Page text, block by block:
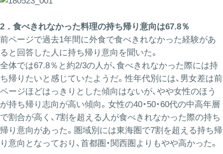
2．食べきれなかった料理の持ち帰り意向は67.8％
前ページで過去1年間に外食で食べきれなかった経験があ
ると回答した人に持ち帰り意向を聞いた。
全体では67.8％と約2/3の人が、食べきれなかった際には持
ち帰りたいと感じていたようだ。性年代別には、男女差は前
ページほどはっきりとした傾向はないが、やや女性のほう
が持ち帰り志向が高い傾向。女性の40・50・60代の中高年層
で割合が高く、7割を超える人が食べきれなかった際の持ち
帰り意向があった。圏域別には東海圏で7割を超える持ち帰
り意向となっており、首都圏・関西圏よりもやや高かった。